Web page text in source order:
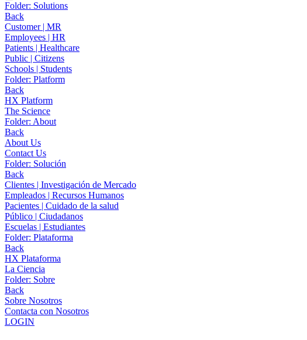
Folder: Solutions
Back
Customer | MR
Employees | HR
Patients | Healthcare
Public | Citizens
Schools | Students
Folder: Platform
Back
HX Platform
The Science
Folder: About
Back
About Us
Contact Us
Folder: Solución
Back
Clientes | Investigación de Mercado
Empleados | Recursos Humanos
Pacientes | Cuidado de la salud
Público | Ciudadanos
Escuelas | Estudiantes
Folder: Plataforma
Back
HX Plataforma
La Ciencia
Folder: Sobre
Back
Sobre Nosotros
Contacta con Nosotros
LOGIN